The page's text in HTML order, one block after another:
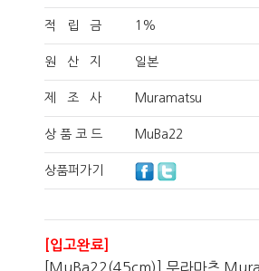
적 립 금 1%
원 산 지 일본
제 조 사 Muramatsu
상 품 코 드 MuBa22
상품퍼가기
[입고완료]
[MuBa22(45cm)] 무라마츠